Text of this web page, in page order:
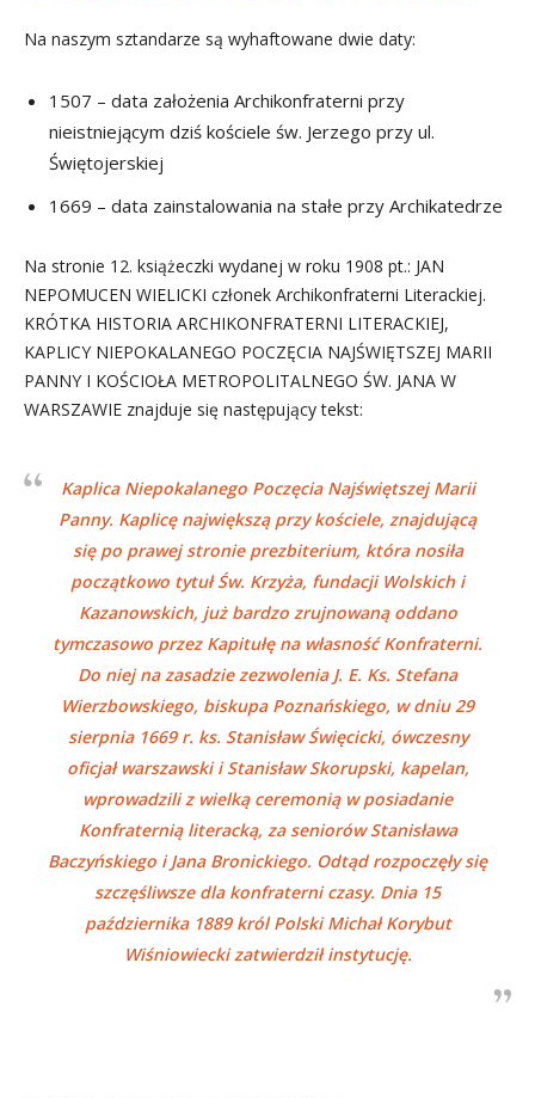
Na naszym sztandarze są wyhaftowane dwie daty:
1507 – data założenia Archikonfraterni przy
nieistniejącym dziś kościele św. Jerzego przy ul.
Świętojerskiej
1669 – data zainstalowania na stałe przy Archikatedrze
Na stronie 12. książeczki wydanej w roku 1908 pt.: JAN
NEPOMUCEN WIELICKI członek Archikonfraterni Literackiej.
KRÓTKA HISTORIA ARCHIKONFRATERNI LITERACKIEJ,
KAPLICY NIEPOKALANEGO POCZĘCIA NAJŚWIĘTSZEJ MARII
PANNY I KOŚCIOŁA METROPOLITALNEGO ŚW. JANA W
WARSZAWIE znajduje się następujący tekst:
Kaplica Niepokalanego Poczęcia Najświętszej Marii
Panny. Kaplicę największą przy kościele, znajdującą
się po prawej stronie prezbiterium, która nosiła
początkowo tytuł Św. Krzyża, fundacji Wolskich i
Kazanowskich, już bardzo zrujnowaną oddano
tymczasowo przez Kapitułę na własność Konfraterni.
Do niej na zasadzie zezwolenia J. E. Ks. Stefana
Wierzbowskiego, biskupa Poznańskiego, w dniu 29
sierpnia 1669 r. ks. Stanisław Święcicki, ówczesny
oficjał warszawski i Stanisław Skorupski, kapelan,
wprowadzili z wielką ceremonią w posiadanie
Konfraternią literacką, za seniorów Stanisława
Baczyńskiego i Jana Bronickiego. Odtąd rozpoczęły się
szczęśliwsze dla konfraterni czasy. Dnia 15
października 1889 król Polski Michał Korybut
Wiśniowiecki zatwierdził instytucję.